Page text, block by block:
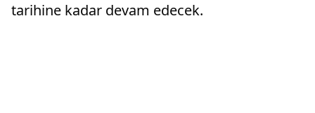
tarihine kadar devam edecek.